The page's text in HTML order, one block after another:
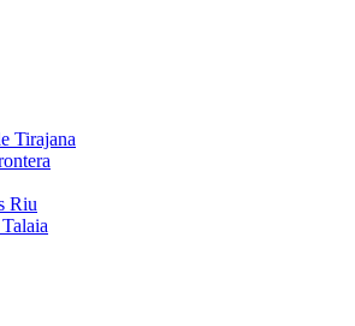
Tirajana
Riu